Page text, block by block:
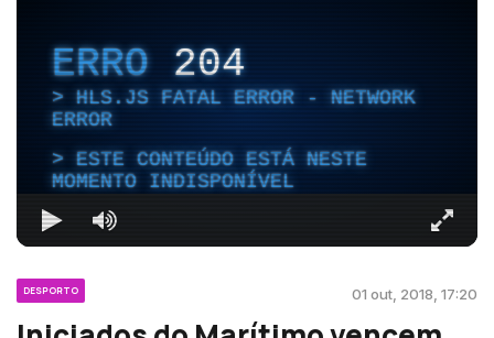
ERRO204
HLS.JS FATAL ERROR - NETWORK
ERROR
ESTE CONTEÚDO ESTÁ NESTE
MOMENTO INDISPONÍVEL
DESPORTO 01 out, 2018, 17:20